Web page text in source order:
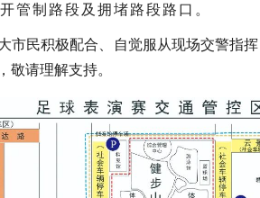
管制路段及拥堵路段路口。
市民积极配合、自觉服从现场交警指
敬请理解支持。